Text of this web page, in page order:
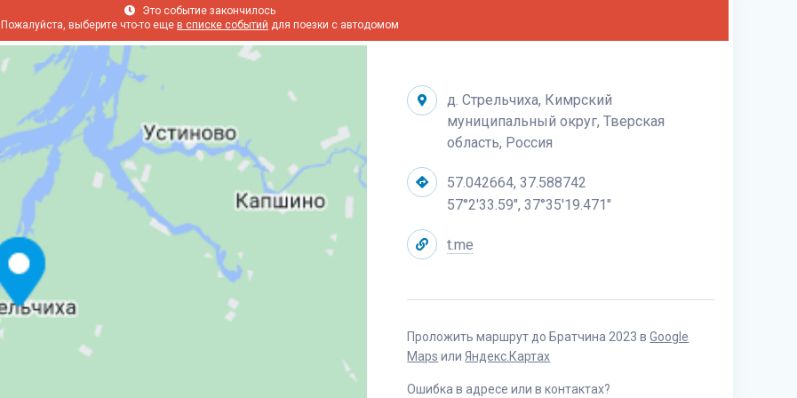
Это событие закончилось
Пожалуйста, выберите что-то еще в списке событий для поезки с автодомом
д. Стрельчиха, Кимрский
муниципальный округ, Тверская
область, Россия
57.042664, 37.588742
57°2'33.59", 37°35'19.471"
t.me
Проложить маршрут до Братчина 2023 вGoogle
Maps илиЯндекс.Картах
Ошибка в адресе или в контактах?